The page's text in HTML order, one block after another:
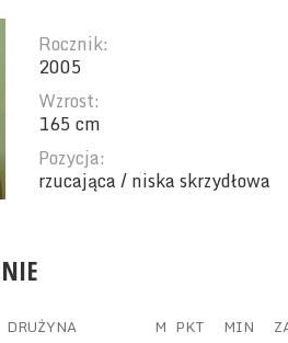
Rocznik:
2005
Wzrost:
165 cm
Pozycja:
rzucająca / niska skrzydłowa
DRUŻYNA M PKT MIN